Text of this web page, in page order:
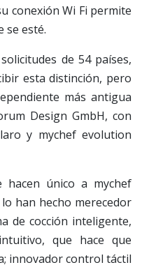
conexión Wi Fi permite
se esté.
de 54 países,
esta distinción, pero
más antigua
Design GmbH, con
y mychef evolution
hacen único a mychef
han hecho merecedor
de cocción inteligente,
que hace que
innovador control táctil